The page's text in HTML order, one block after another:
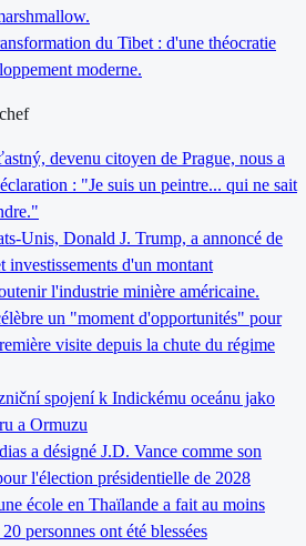
du Tibet : d'une théocratie
moderne.
devenu citoyen de Prague, nous a
: "Je suis un peintre... qui ne sait
Unis, Donald J. Trump, a annoncé de
investissements d'un montant
l'industrie minière américaine.
un "moment d'opportunités" pour
visite depuis la chute du régime
spojení k Indickému oceánu jako
a Ormuzu
a désigné J.D. Vance comme son
l'élection présidentielle de 2028
école en Thaïlande a fait au moins
personnes ont été blessées